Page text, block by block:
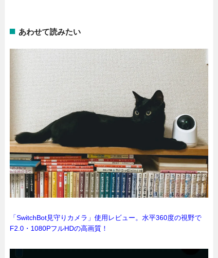
あわせて読みたい
「SwitchBot見守りカメラ」使用レビュー。水平360度の視野で
F2.0・1080PフルHDの高画質！